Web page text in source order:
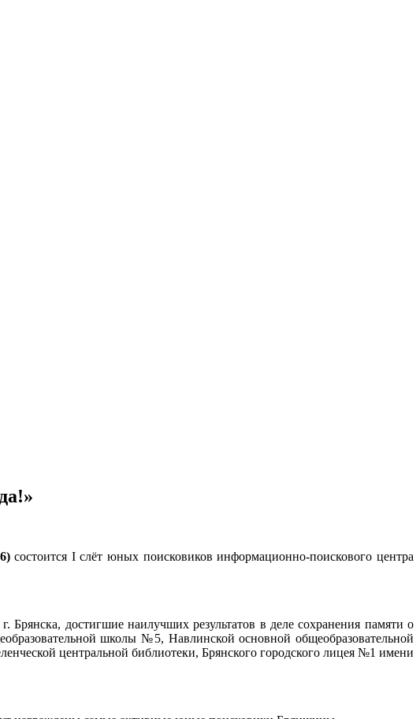
состоится I слёт юных поисковиков информационно-поискового центра
достигшие наилучших результатов в деле сохранения памяти о
школы №5, Навлинской основной общеобразовательной
центральной библиотеки, Брянского городского лицея №1 имени